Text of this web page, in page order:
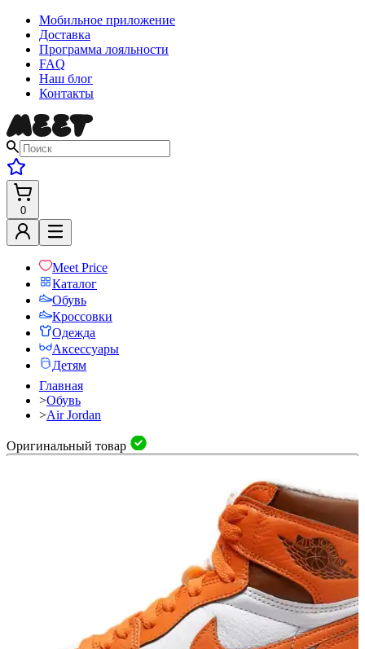
Мобильное приложение
Доставка
Программа лояльности
FAQ
Наш блог
Контакты
0
Meet Price
Каталог
Обувь
Кроссовки
Одежда
Аксессуары
Детям
Главная
>Обувь
>Air Jordan
Оригинальный товар